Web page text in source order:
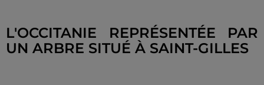
L'OCCITANIE REPRÉSENTÉE PAR
UN ARBRE SITUÉ À SAINT-GILLES